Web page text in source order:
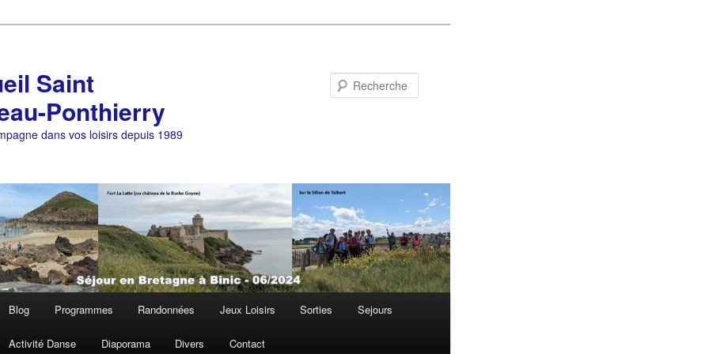
Saint
Ponthierry
dans vos loisirs depuis 1989
Blog Programmes Randonnées Jeux Loisirs Sorties Sejours
Activité Danse Diaporama Divers Contact